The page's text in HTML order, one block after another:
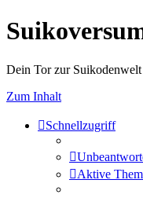
Dein Tor zur Suikodenwelt
Zum Inhalt
Schnellzugriff
Aktive